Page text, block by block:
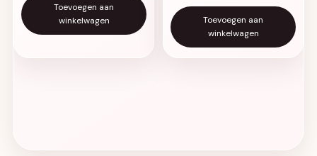
Toevoegen aan
winkelwagen
Toevoegen aan
winkelwagen